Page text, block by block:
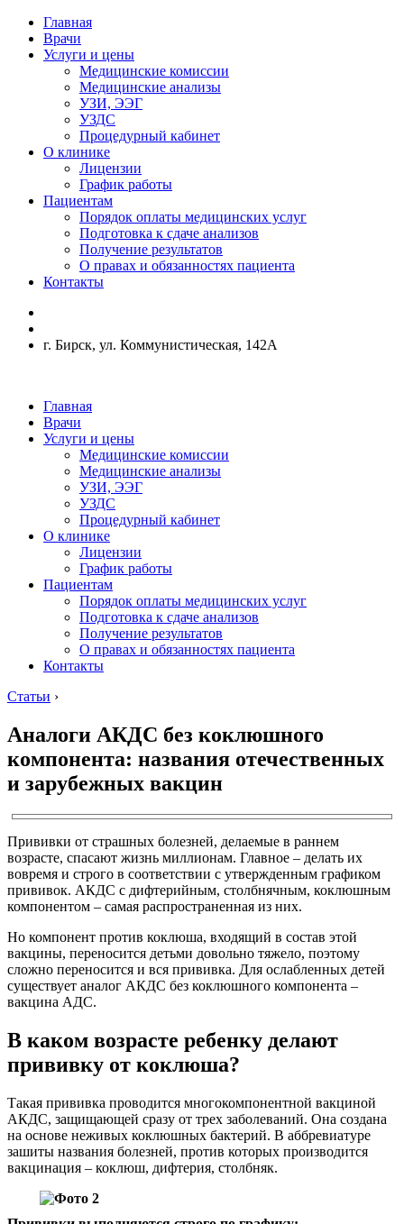
Главная
Врачи
Услуги и цены
Медицинские комиссии
Медицинские анализы
УЗИ, ЭЭГ
УЗДС
Процедурный кабинет
О клинике
Лицензии
График работы
Пациентам
Порядок оплаты медицинских услуг
Подготовка к сдаче анализов
Получение результатов
О правах и обязанностях пациента
Контакты
г. Бирск, ул. Коммунистическая, 142А
Главная
Врачи
Услуги и цены
Медицинские комиссии
Медицинские анализы
УЗИ, ЭЭГ
УЗДС
Процедурный кабинет
О клинике
Лицензии
График работы
Пациентам
Порядок оплаты медицинских услуг
Подготовка к сдаче анализов
Получение результатов
О правах и обязанностях пациента
Контакты
Статьи ›
Аналоги АКДС без коклюшного
компонента: названия отечественных
и зарубежных вакцин
Прививки от страшных болезней, делаемые в раннем
возрасте, спасают жизнь миллионам. Главное – делать их
вовремя и строго в соответствии с утвержденным графиком
прививок. АКДС с дифтерийным, столбнячным, коклюшным
компонентом – самая распространенная из них.
Но компонент против коклюша, входящий в состав этой
вакцины, переносится детьми довольно тяжело, поэтому
сложно переносится и вся прививка. Для ослабленных детей
существует аналог АКДС без коклюшного компонента –
вакцина АДС.
В каком возрасте ребенку делают
прививку от коклюша?
Такая прививка проводится многокомпонентной вакциной
АКДС, защищающей сразу от трех заболеваний. Она создана
на основе неживых коклюшных бактерий. В аббревиатуре
зашиты названия болезней, против которых производится
вакцинация – коклюш, дифтерия, столбняк.